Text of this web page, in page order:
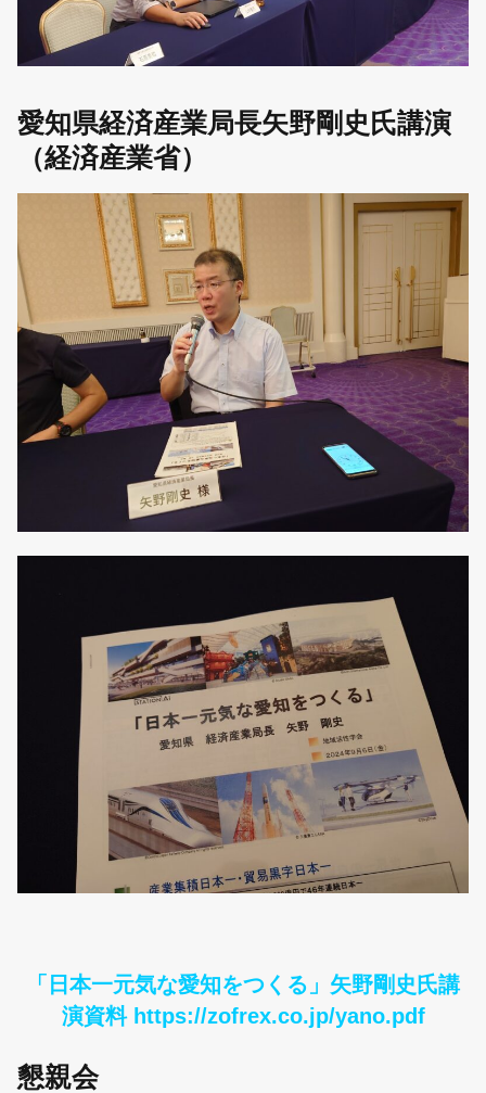
愛知県経済産業局長矢野剛史氏講演
（経済産業省）
「日本一元気な愛知をつくる」 矢野剛史氏講
演資料 https://zofrex.co.jp/yano.pdf
懇親会